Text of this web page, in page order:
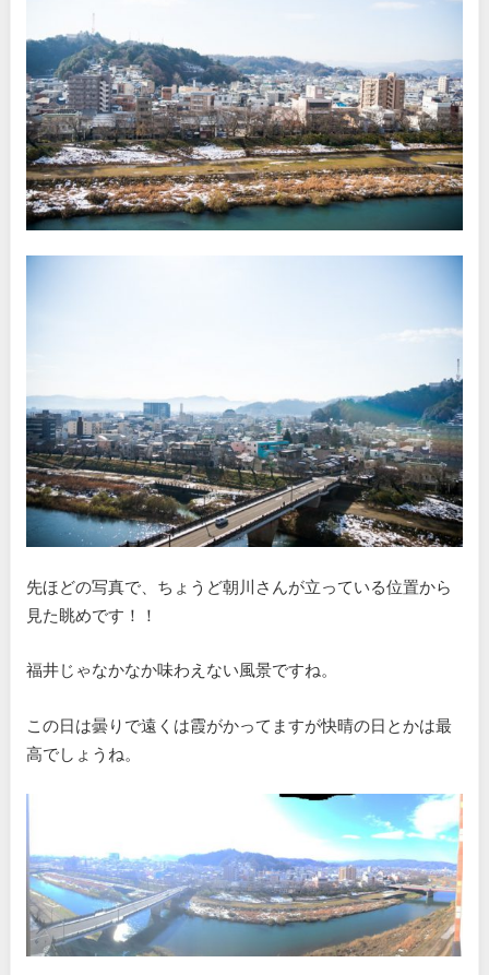
先ほどの写真で、ちょうど朝川さんが立っている位置から
見た眺めです！！
福井じゃなかなか味わえない風景ですね。
この日は曇りで遠くは霞がかってますが快晴の日とかは最
高でしょうね。